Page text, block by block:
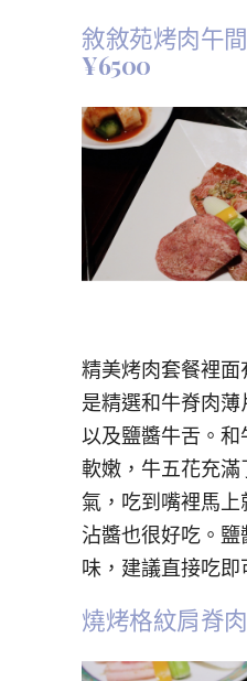
敘敘苑烤肉午
¥6500
精美烤肉套餐裡面
是精選和牛脊肉
以及鹽醬牛舌。
軟嫩，牛五花充
氣，吃到嘴裡馬上
沾醬也很好吃。
味，建議直接吃即
燒烤格紋肩脊肉